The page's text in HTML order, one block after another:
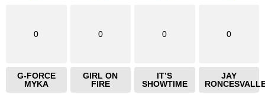
0
G-FORCE
MYKA
0
GIRL ON
FIRE
0
IT’S
SHOWTIME
0
JAY